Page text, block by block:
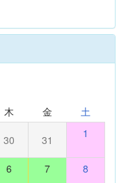
木 金 土
30 31 1
6 7 8